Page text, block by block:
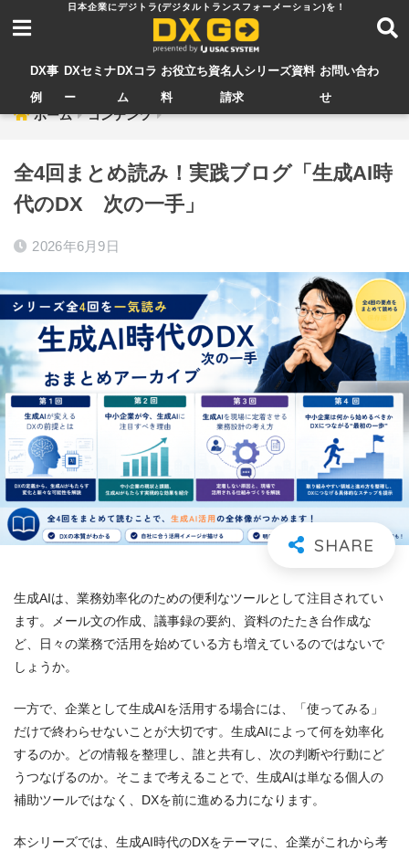
DX事
例
DXセミナ
ー
DXコラ
ム
お役立ち資
料
名人シリーズ資料
請求
お問い合わ
せ
ホーム コンテンツ
全4回まとめ読み！実践ブログ「生成AI時
代のDX 次の一手」
2026年6月9日
生成AIは、業務効率化のための便利なツールとして注目されてい
ます。メール文の作成、議事録の要約、資料のたたき台作成な
ど、日々の業務で活用を始めている方も増えているのではないで
しょうか。
一方で、企業として生成AIを活用する場合には、「使ってみる」
だけで終わらせないことが大切です。生成AIによって何を効率化
するのか。どの情報を整理し、誰と共有し、次の判断や行動にど
うつなげるのか。そこまで考えることで、生成AIは単なる個人の
補助ツールではなく、DXを前に進める力になります。
本シリーズでは、生成AI時代のDXをテーマに、企業がこれから考